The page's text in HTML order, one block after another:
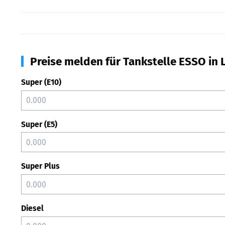
Preise melden für Tankstelle ESSO in
Super (E10)
Super (E5)
Super Plus
Diesel